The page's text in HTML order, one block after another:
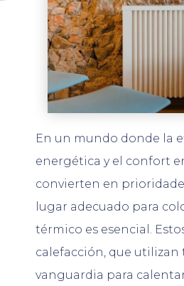
En un mundo donde la
energética y el confort
convierten en
lugar adecuado para
térmico es esencial.
calefacción, que
vanguardia para